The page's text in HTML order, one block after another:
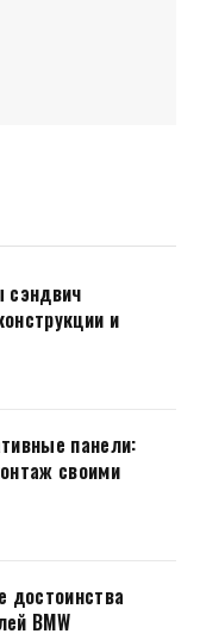
сэндвич
и
панели:
своими
достоинства
BMW